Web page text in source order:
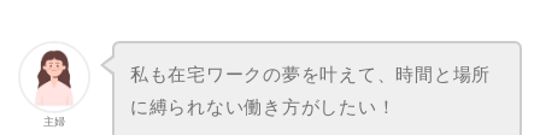
主婦
私も在宅ワークの夢を叶えて、時間と場所
に縛られない働き方がしたい！